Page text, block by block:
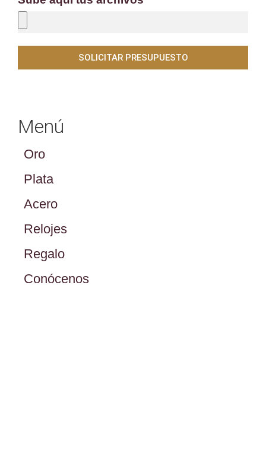
SOLICITAR PRESUPUESTO
Menú
Oro
Plata
Acero
Relojes
Regalo
Conócenos